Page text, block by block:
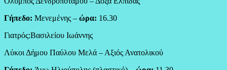
Γήπεδο: Μενεμένης – ώρα: 16.30
Γιατρός:Βασιλείου Ιωάννης
Λύκοι Δήμου Παύλου Μελά – Αξιός Ανατολικού